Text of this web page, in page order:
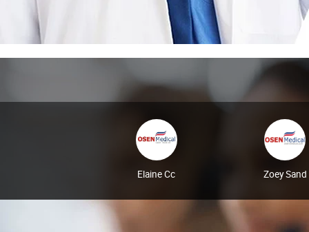
Elaine Cc Zoey Sand